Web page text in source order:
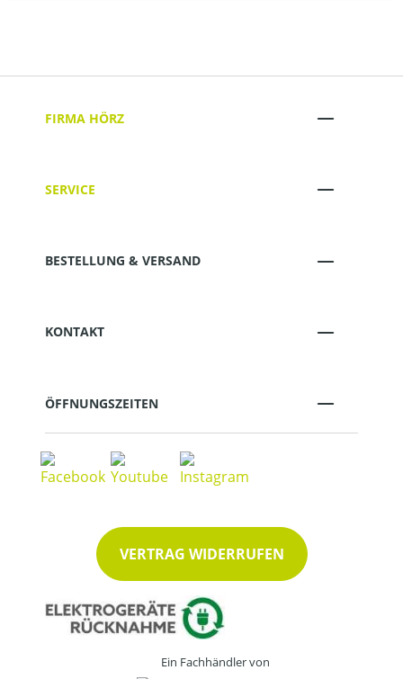
FIRMA HÖRZ
SERVICE
BESTELLUNG & VERSAND
KONTAKT
ÖFFNUNGSZEITEN
VERTRAG WIDERRUFEN
Ein Fachhändler von